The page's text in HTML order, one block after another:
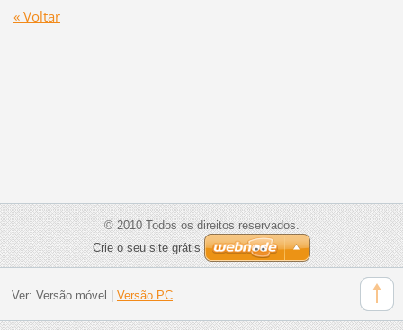
« Voltar
© 2010 Todos os direitos reservados.
Crie o seu site grátis
Ver: Versão móvel | Versão PC